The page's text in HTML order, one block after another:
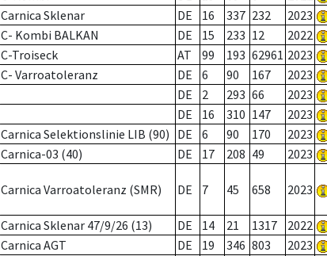
Carnica Sklenar DE 16 337 232 2023
C- Kombi BALKAN DE 15 233 12 2022
C-Troiseck AT 99 193 62961 2023
C- Varroatoleranz DE 6 90 167 2023
DE 2 293 66 2023
DE 16 310 147 2023
Carnica Selektionslinie LIB (90) DE 6 90 170 2023
Carnica-03 (40) DE 17 208 49 2023
Carnica Varroatoleranz (SMR) DE 7 45 658 2023
Carnica Sklenar 47/9/26 (13) DE 14 21 1317 2022
Carnica AGT DE 19 346 803 2023